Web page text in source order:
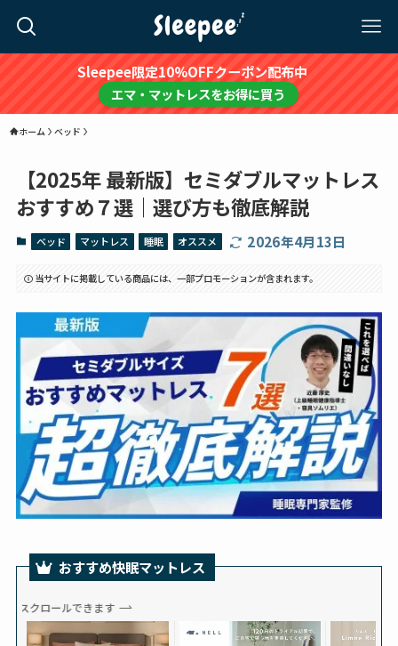
Sleepee限定10%OFFクーポン配布中
エマ・マットレスをお得に買う
ホーム ベッド
【2025年 最新版】セミダブルマットレス
おすすめ７選｜選び方も徹底解説
ベッド マットレス 睡眠 オススメ 2026年4月13日
当サイトに掲載している商品には、一部プロモーションが含まれます。
おすすめ快眠マットレス
スクロールできます